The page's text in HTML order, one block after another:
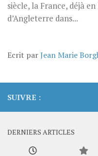
siècle, la France, déjà
d’Angleterre dans...
Ecrit parJean Marie
SUIVRE :
DERNIERS ARTICLES